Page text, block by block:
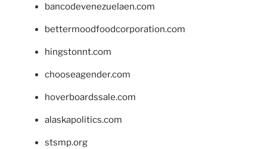
bancodevenezuelaen.com
bettermoodfoodcorporation.com
hingstonnt.com
chooseagender.com
hoverboardssale.com
alaskapolitics.com
stsmp.org